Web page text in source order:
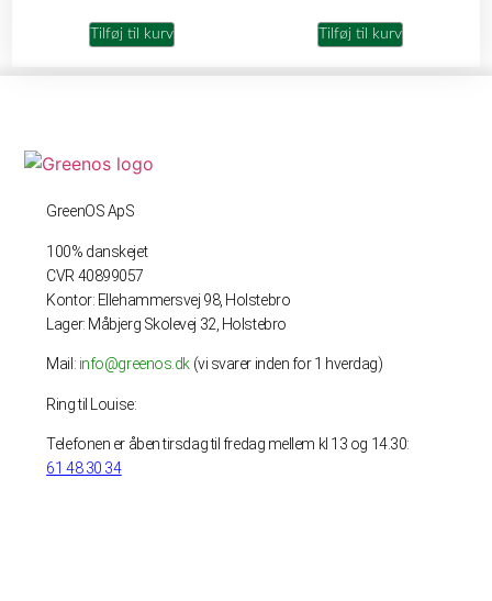
Tilføj til kurv Tilføj til kurv
GreenOS ApS
100% danskejet
CVR 40899057
Kontor: Ellehammersvej 98, Holstebro
Lager: Måbjerg Skolevej 32, Holstebro
Mail: info@greenos.dk (vi svarer inden for 1 hverdag)
Ring til Louise:
Telefonen er åben tirsdag til fredag mellem kl 13 og 14.30:
61 48 30 34